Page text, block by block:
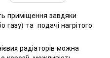
приміщення завдяки
газу) та подачі нагрітого
радіаторів можна